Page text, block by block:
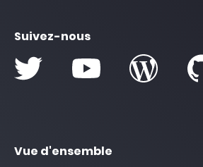
Suivez-nous
Vue d'ensemble